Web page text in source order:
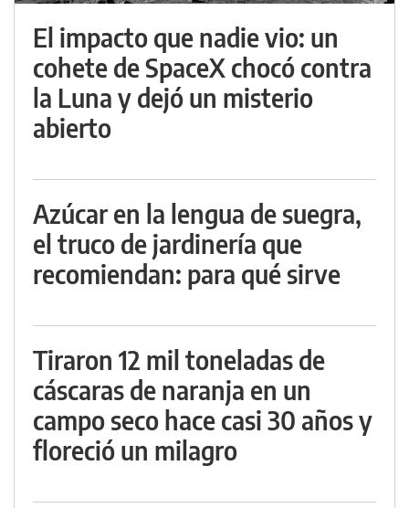
El impacto que nadie vio: un
cohete de SpaceX chocó contra
la Luna y dejó un misterio
abierto
Azúcar en la lengua de suegra,
el truco de jardinería que
recomiendan: para qué sirve
Tiraron 12 mil toneladas de
cáscaras de naranja en un
campo seco hace casi 30 años y
floreció un milagro